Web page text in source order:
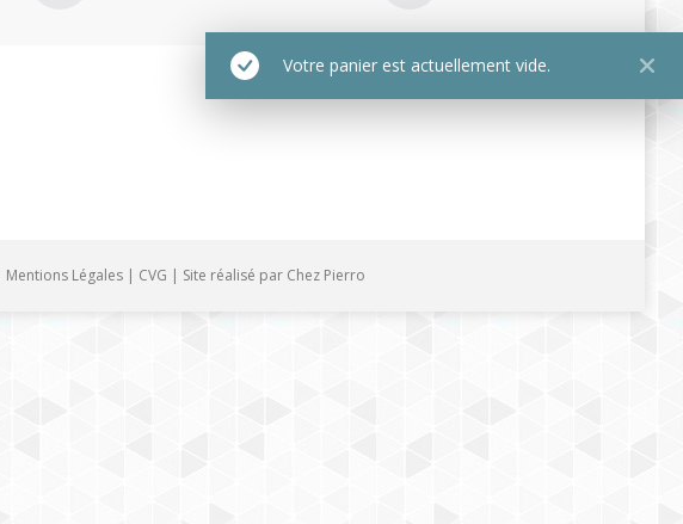
Votre panier est actuellement vide.
Mentions Légales | CVG | Site réalisé par Chez Pierro